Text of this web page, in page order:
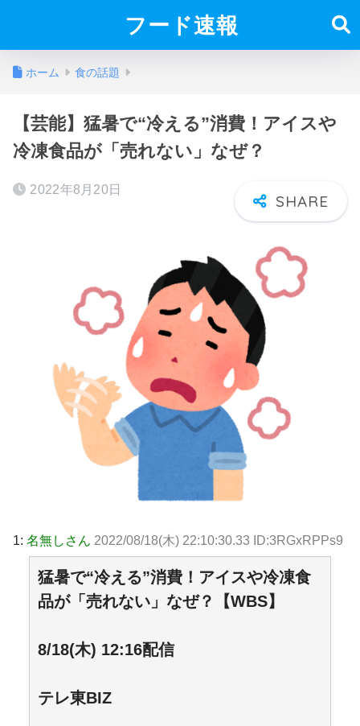
フード速報
ホーム 食の話題
【芸能】猛暑で“冷える”消費！アイスや
冷凍食品が「売れない」なぜ？
2022年8月20日
1: 名無しさん 2022/08/18(木) 22:10:30.33 ID:3RGxRPPs9
猛暑で“冷える”消費！アイスや冷凍食
品が「売れない」なぜ？【WBS】
8/18(木) 12:16配信
テレ東BIZ